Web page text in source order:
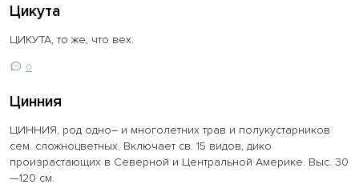
Цикута
ЦИКУТА, то же, что вех.
0
Цинния
ЦИННИЯ, род одно– и многолетних трав и полукустарников
сем. сложноцветных. Включает св. 15 видов, дико
произрастающих в Северной и Центральной Америке. Выс. 30
—120 см.